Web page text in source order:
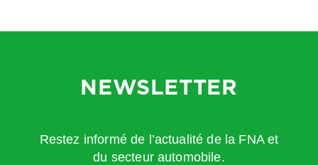
NEWSLETTER
Restez informé de l’actualité de la FNA et
du secteur automobile.